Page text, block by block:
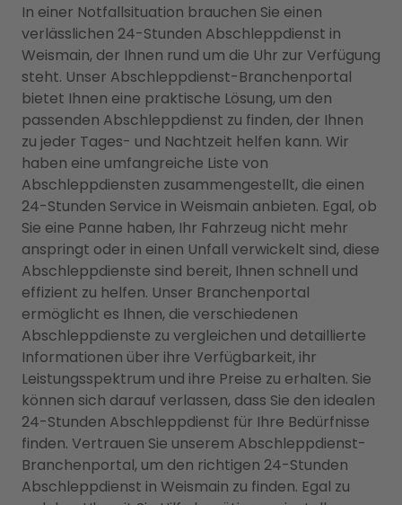
In einer Notfallsituation brauchen Sie einen
verlässlichen 24-Stunden Abschleppdienst in
Weismain, der Ihnen rund um die Uhr zur Verfügung
steht. Unser Abschleppdienst-Branchenportal
bietet Ihnen eine praktische Lösung, um den
passenden Abschleppdienst zu finden, der Ihnen
zu jeder Tages- und Nachtzeit helfen kann. Wir
haben eine umfangreiche Liste von
Abschleppdiensten zusammengestellt, die einen
24-Stunden Service in Weismain anbieten. Egal, ob
Sie eine Panne haben, Ihr Fahrzeug nicht mehr
anspringt oder in einen Unfall verwickelt sind, diese
Abschleppdienste sind bereit, Ihnen schnell und
effizient zu helfen. Unser Branchenportal
ermöglicht es Ihnen, die verschiedenen
Abschleppdienste zu vergleichen und detaillierte
Informationen über ihre Verfügbarkeit, ihr
Leistungsspektrum und ihre Preise zu erhalten. Sie
können sich darauf verlassen, dass Sie den idealen
24-Stunden Abschleppdienst für Ihre Bedürfnisse
finden. Vertrauen Sie unserem Abschleppdienst-
Branchenportal, um den richtigen 24-Stunden
Abschleppdienst in Weismain zu finden. Egal zu